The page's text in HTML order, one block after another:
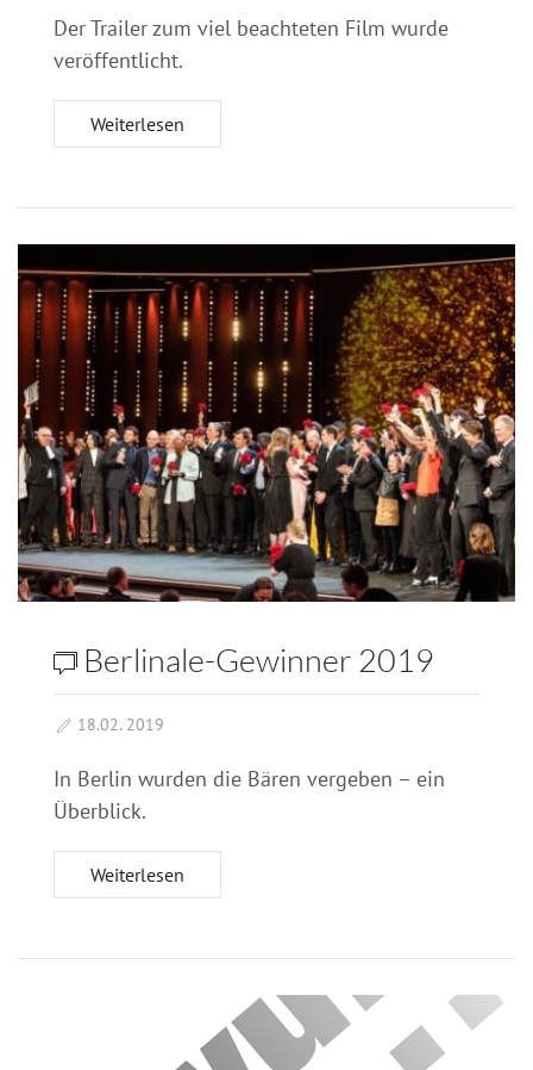
Der Trailer zum viel beachteten Film wurde
veröffentlicht.
Weiterlesen
Berlinale-Gewinner 2019
18.02. 2019
In Berlin wurden die Bären vergeben – ein
Überblick.
Weiterlesen